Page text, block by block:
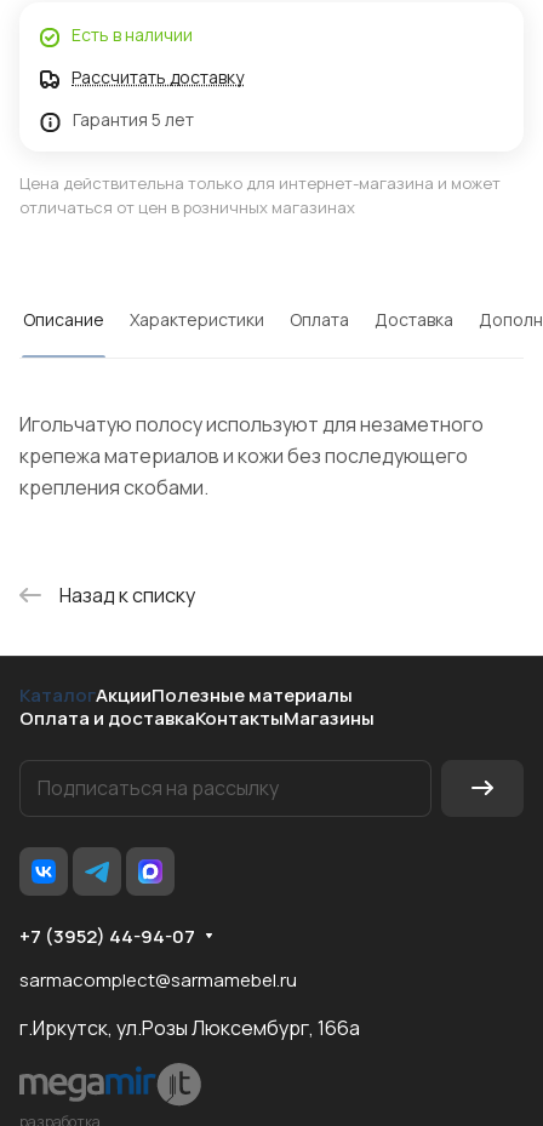
Есть в наличии
Рассчитать доставку
Гарантия 5 лет
Цена действительна только для интернет-магазина и может
отличаться от цен в розничных магазинах
Описание Характеристики Оплата Доставка
Игольчатую полосу используют для незаметного
крепежа материалов и кожи без последующего
крепления скобами.
Назад к списку
КаталогАкцииПолезные материалы
Оплата и доставкаКонтактыМагазины
+7 (3952) 44-94-07
sarmacomplect@sarmamebel.ru
г.Иркутск, ул.Розы Люксембург, 166а